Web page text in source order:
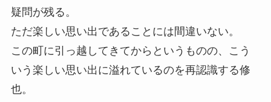
疑問が残る。
ただ楽しい思い出であることには間違いない。
この町に引っ越してきてからというものの、こう
いう楽しい思い出に溢れているのを再認識する修
也。